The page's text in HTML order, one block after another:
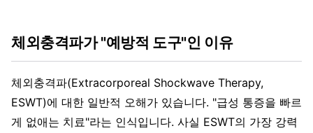
체외충격파가 "예방적 도구"인 이유
체외충격파(Extracorporeal Shockwave Therapy,
ESWT)에 대한 일반적 오해가 있습니다. "급성 통증을 빠르
게 없애는 치료"라는 인식입니다. 사실 ESWT의 가장 강력